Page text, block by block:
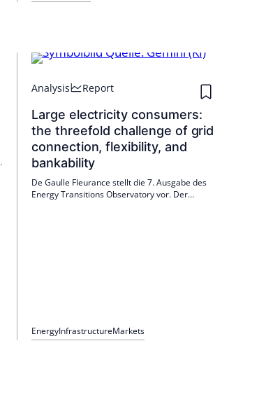
Analysis Report
Large electricity consumers:
the threefold challenge of grid
connection, flexibility, and
bankability
De Gaulle Fleurance stellt die 7. Ausgabe des
Energy Transitions Observatory vor. Der
EnergyInfrastructureMarkets